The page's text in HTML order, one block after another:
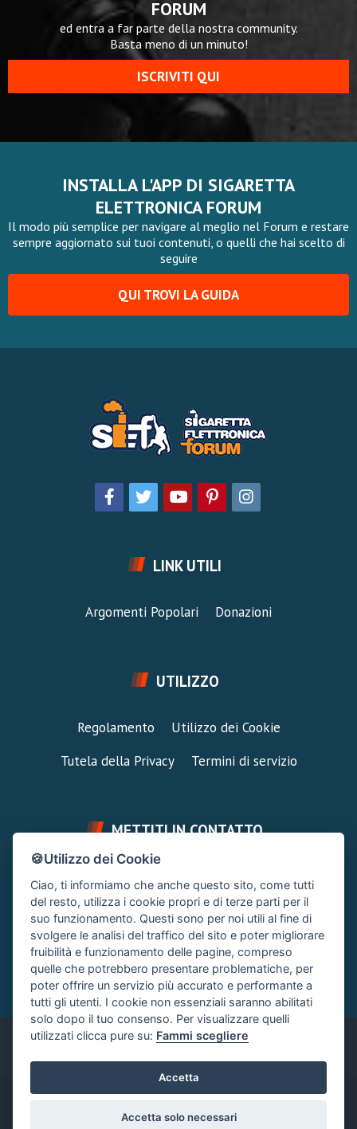
FORUM
ed entra a far parte della nostra community.
Basta meno di un minuto!
ISCRIVITI QUI
INSTALLA L'APP DI SIGARETTA
ELETTRONICA FORUM
Il modo più semplice per navigare al meglio nel Forum e restare
sempre aggiornato sui tuoi contenuti, o quelli che hai scelto di
seguire
QUI TROVI LA GUIDA
LINK UTILI
Argomenti Popolari Donazioni
UTILIZZO
Regolamento
Utilizzo dei Cookie
Tutela della Privacy
Termini di servizio
METTITI IN CONTATTO
FAI UNA DOMANDA
Chiedi un Consiglio
Area Ticket
CONTATTA L'AMMINISTRAZIONE
Clicca quì
Italiano
© by ©XenTR | Xenforo Add-ons
🍪Utilizzo dei Cookie
Ciao, ti informiamo che anche questo sito, come tutti
del resto, utilizza i cookie propri e di terze parti per il
suo funzionamento. Questi sono per noi utili al fine di
svolgere le analisi del traffico del sito e poter migliorare
fruibilità e funzionamento delle pagine, compreso
quelle che potrebbero presentare problematiche, per
poter offrire un servizio più accurato e performante a
tutti gli utenti. I cookie non essenziali saranno abilitati
solo dopo il tuo consenso. Per visualizzare quelli
utilizzati clicca pure su: Fammi scegliere
Accetta
Accetta solo necessari